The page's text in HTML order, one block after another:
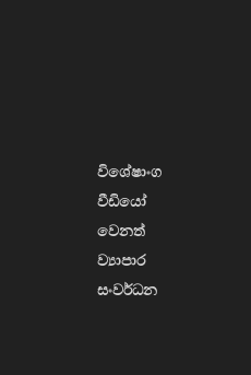
විශේෂාංග
වීඩියෝ
වෙනත්
ව්‍යාපාර
සංවර්ධන